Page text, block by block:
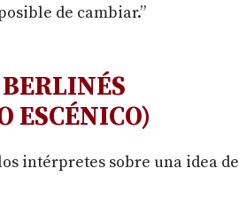
de cambiar.”
ESCÉNICO)
intérpretes sobre una idea de